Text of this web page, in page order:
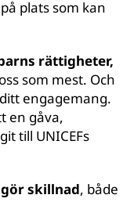
plats som kan
rättigheter,
som mest. Och
engagemang.
en gåva,
till UNICEFs
skillnad, både